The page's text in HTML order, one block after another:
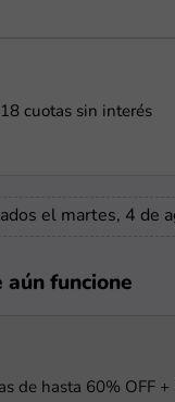
cuotas sin interés
el martes, 4 de
aún funcione
de hasta 60% OFF +